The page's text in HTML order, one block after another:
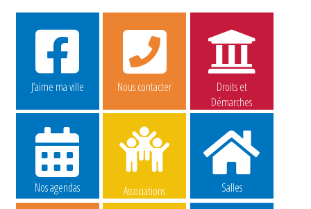
J’aime ma ville Nous contacter
Droits et
Démarches
Nos agendas Associations Salles